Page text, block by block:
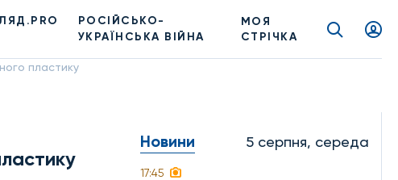
РОСІЙСЬКО-
УКРАЇНСЬКА ВІЙНА
МОЯ
СТРІЧКА
пластику
Новини 5 серпня, середа
17:45